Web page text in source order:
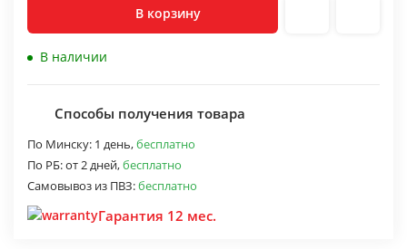
В корзину
В наличии
Способы получения товара
По Минску: 1 день,бесплатно
По РБ:от 2 дней,бесплатно
Самовывоз из ПВЗ:бесплатно
Гарантия 12 мес.